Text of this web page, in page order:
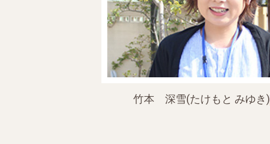
竹本 深雪(たけもと みゆき)